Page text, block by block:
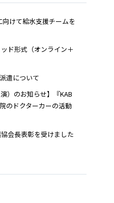
けて給水支援チームを
ド形式（オンライン＋
遣について
）のお知らせ】『KAB
のドクターカーの活動
会長表彰を受けました